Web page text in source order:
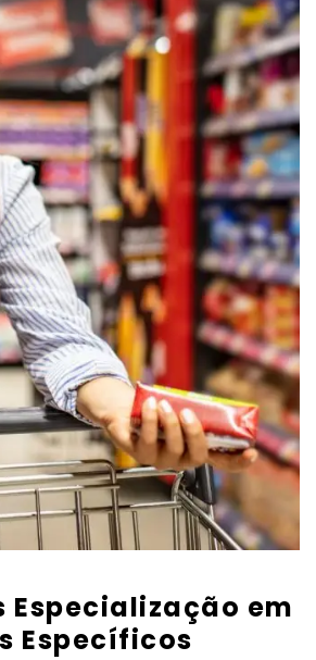
Especialização em
Específicos